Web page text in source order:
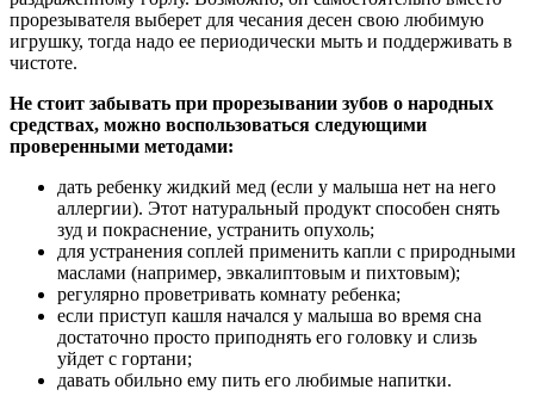
прорезывателя выберет для чесания десен свою любимую
игрушку, тогда надо ее периодически мыть и поддерживать в
чистоте.
Не стоит забывать при прорезывании зубов о народных
средствах, можно воспользоваться следующими
проверенными методами:
дать ребенку жидкий мед (если у малыша нет на него
аллергии). Этот натуральный продукт способен снять
зуд и покраснение, устранить опухоль;
для устранения соплей применить капли с природными
маслами (например, эвкалиптовым и пихтовым);
регулярно проветривать комнату ребенка;
если приступ кашля начался у малыша во время сна
достаточно просто приподнять его головку и слизь
уйдет с гортани;
давать обильно ему пить его любимые напитки.